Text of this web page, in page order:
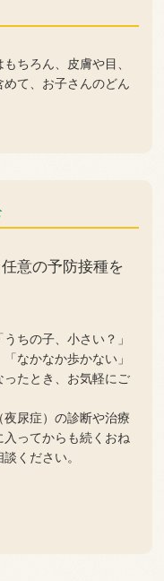
ちろん、皮膚や目、
て、お子さんのどん
意の予防接種を
ちの子、小さい？」
なかなか歩かない」
たとき、お気軽にご
尿症）の診断や治療
入ってからも続くおね
ください。